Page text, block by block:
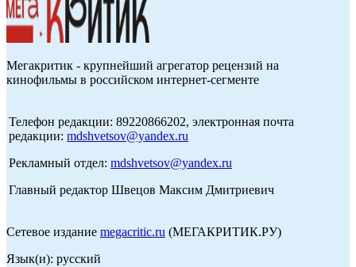
Мегакритик - крупнейший агрегатор рецензий на
кинофильмы в российском интернет-сегменте
Телефон редакции: 89220866202, электронная почта
редакции: mdshvetsov@yandex.ru
Рекламный отдел: mdshvetsov@yandex.ru
Главный редактор Швецов Максим Дмитриевич
Сетевое издание megacritic.ru (МЕГАКРИТИК.РУ)
Язык(и): русский